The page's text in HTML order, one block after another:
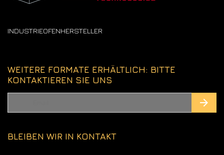
INDUSTRIEOFENHERSTELLER
WEITERE FORMATE ERHÄLTLICH: BITTE
KONTAKTIEREN SIE UNS
BLEIBEN WIR IN KONTAKT